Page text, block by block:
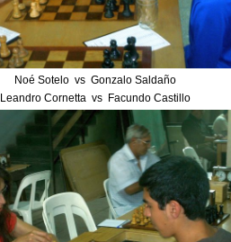
Noé Sotelo vs Gonzalo Saldaño
Leandro Cornetta vs Facundo Castillo